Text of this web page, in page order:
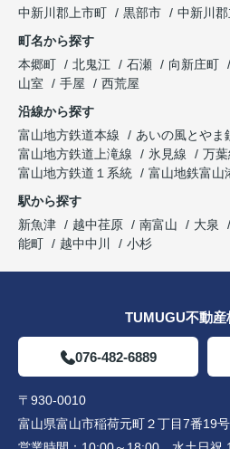
中新川郡上市町
黒部市
中新川
町名から探す
本郷町
北鬼江 石瀬 向新庄町
山室
手屋
西荒屋
沿線から探す
富山地方鉄道本線
あいの風とやま
富山地方鉄道上滝線
氷見線 万葉
富山地方鉄道１系統
富山地鉄富山
駅から探す
新魚津
越中荏原 南富山 大泉
能町
越中中川 小杉
TUMUGU不動産
076-482-6889
〒930-0010
富山県富山市稲荷元町２丁目7番19